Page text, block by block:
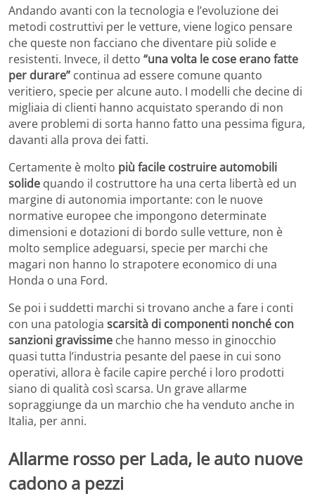
Andando avanti con la tecnologia e l’evoluzione dei
metodi costruttivi per le vetture, viene logico pensare
che queste non facciano che diventare più solide e
resistenti. Invece, il detto “una volta le cose erano fatte
per durare” continua ad essere comune quanto
veritiero, specie per alcune auto. I modelli che decine di
migliaia di clienti hanno acquistato sperando di non
avere problemi di sorta hanno fatto una pessima figura,
davanti alla prova dei fatti.
Certamente è molto più facile costruire automobili
solide quando il costruttore ha una certa libertà ed un
margine di autonomia importante: con le nuove
normative europee che impongono determinate
dimensioni e dotazioni di bordo sulle vetture, non è
molto semplice adeguarsi, specie per marchi che
magari non hanno lo strapotere economico di una
Honda o una Ford.
Se poi i suddetti marchi si trovano anche a fare i conti
con una patologia scarsità di componenti nonché con
sanzioni gravissime che hanno messo in ginocchio
quasi tutta l’industria pesante del paese in cui sono
operativi, allora è facile capire perché i loro prodotti
siano di qualità così scarsa. Un grave allarme
sopraggiunge da un marchio che ha venduto anche in
Italia, per anni.
Allarme rosso per Lada, le auto nuove
cadono a pezzi